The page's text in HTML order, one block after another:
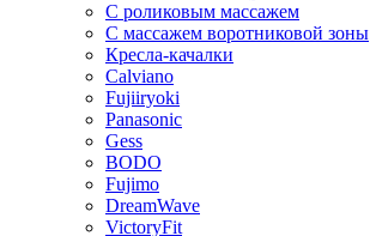
С роликовым массажем
С массажем воротниковой зоны
Кресла-качалки
Calviano
Fujiiryoki
Panasonic
Gess
BODO
Fujimo
DreamWave
VictoryFit